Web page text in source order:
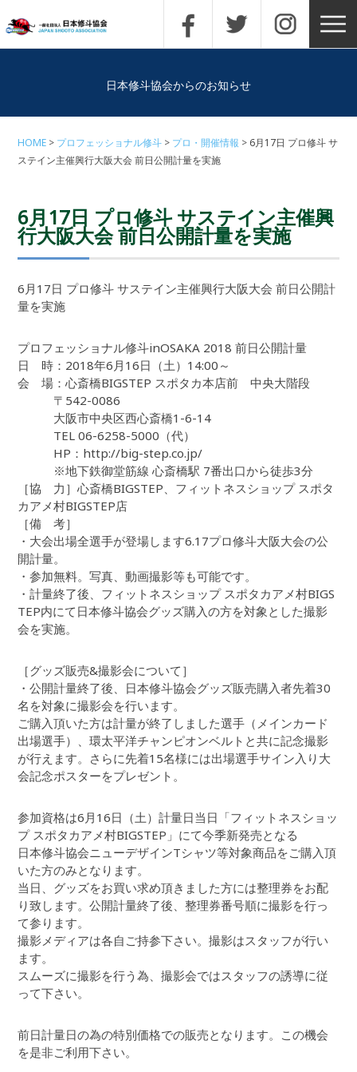
日本修斗協会からのお知らせ
HOME プロフェッショナル修斗 プロ・開催情報
6月17日 プロ修斗 サ
ステイン主催興行大阪大会 前日公開計量を実施
6月17日 プロ修斗 サステイン主催興
行大阪大会 前日公開計量を実施
6月17日 プロ修斗 サステイン主催興行大阪大会 前日公開計
量を実施
プロフェッショナル修斗inOSAKA 2018 前日公開計量
日 時：2018年6月16日（土）14:00～
会 場：心斎橋BIGSTEP スポタカ本店前 中央大階段
〒542-0086
大阪市中央区西心斎橋1-6-14
TEL 06-6258-5000（代）
HP：http://big-step.co.jp/
※地下鉄御堂筋線 心斎橋駅 7番出口から徒歩3分
［協 力］心斎橋BIGSTEP、フィットネスショップ スポタ
カアメ村BIGSTEP店
［備 考］
・大会出場全選手が登場します6.17プロ修斗大阪大会の公
開計量。
・参加無料。写真、動画撮影等も可能です。
・計量終了後、フィットネスショップ スポタカアメ村BIGS
TEP内にて日本修斗協会グッズ購入の方を対象とした撮影
会を実施。
［グッズ販売&撮影会について］
・公開計量終了後、日本修斗協会グッズ販売購入者先着30
名を対象に撮影会を行います。
ご購入頂いた方は計量が終了しました選手（メインカード
出場選手）、環太平洋チャンピオンベルトと共に記念撮影
が行えます。さらに先着15名様には出場選手サイン入り大
会記念ポスターをプレゼント。
参加資格は6月16日（土）計量日当日「フィットネスショッ
プ スポタカアメ村BIGSTEP」にて今季新発売となる
日本修斗協会ニューデザインTシャツ等対象商品をご購入頂
いた方のみとなります。
当日、グッズをお買い求め頂きました方には整理券をお配
り致します。公開計量終了後、整理券番号順に撮影を行っ
て参ります。
撮影メディアは各自ご持参下さい。撮影はスタッフが行い
ます。
スムーズに撮影を行う為、撮影会ではスタッフの誘導に従
って下さい。
前日計量日の為の特別価格での販売となります。この機会
を是非ご利用下さい。